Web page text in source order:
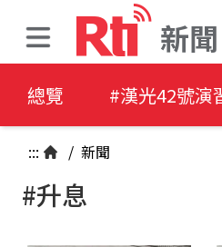
新聞
總覽 #漢光42號演
::: / 新聞
#升息